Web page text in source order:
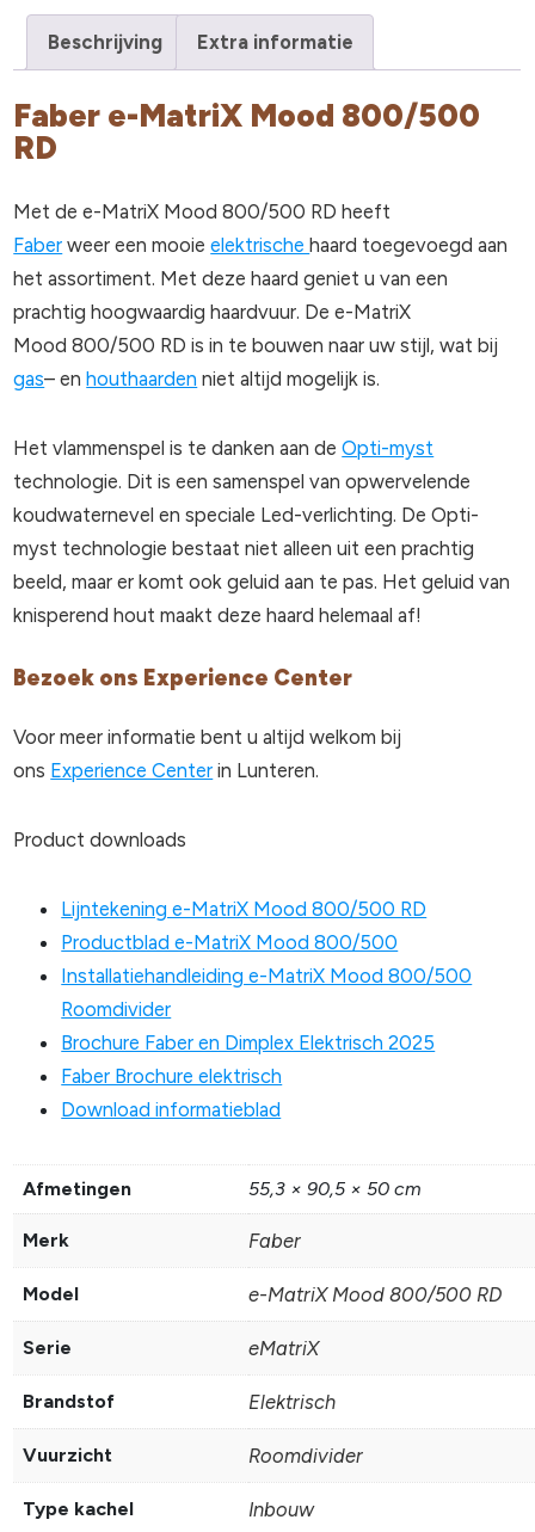
Beschrijving Extra informatie
Faber e-MatriX Mood 800/500
RD
Met de e-MatriX Mood 800/500 RD heeft
Faber weer een mooieelektrischehaard toegevoegd aan
het assortiment. Met deze haard geniet u van een
prachtig hoogwaardig haardvuur. De e-MatriX
Mood 800/500 RD is in te bouwen naar uw stijl, wat bij
gas– enhouthaarden niet altijd mogelijk is.
Het vlammenspel is te danken aan deOpti-myst
technologie. Dit is een samenspel van opwervelende
koudwaternevel en speciale Led-verlichting. De Opti-
myst technologie bestaat niet alleen uit een prachtig
beeld, maar er komt ook geluid aan te pas. Het geluid van
knisperend hout maakt deze haard helemaal af!
Bezoek ons Experience Center
Voor meer informatie bent u altijd welkom bij
ons Experience Center in Lunteren.
Product downloads
Lijntekening e-MatriX Mood 800/500 RD
Productblad e-MatriX Mood 800/500
Installatiehandleiding e-MatriX Mood 800/500
Roomdivider
Brochure Faber en Dimplex Elektrisch 2025
Faber Brochure elektrisch
Download informatieblad
Afmetingen 55,3 × 90,5 × 50 cm
Merk Faber
Model e-MatriX Mood 800/500 RD
Serie eMatriX
Brandstof Elektrisch
Vuurzicht Roomdivider
Type kachel Inbouw